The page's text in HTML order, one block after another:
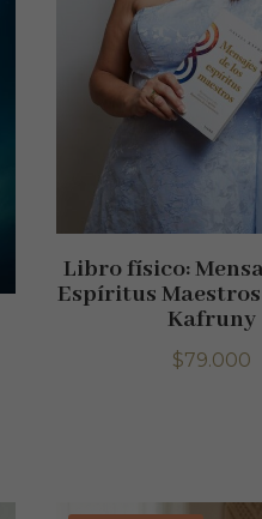
Libro físico:
Espíritus
Kafruny
$79.000